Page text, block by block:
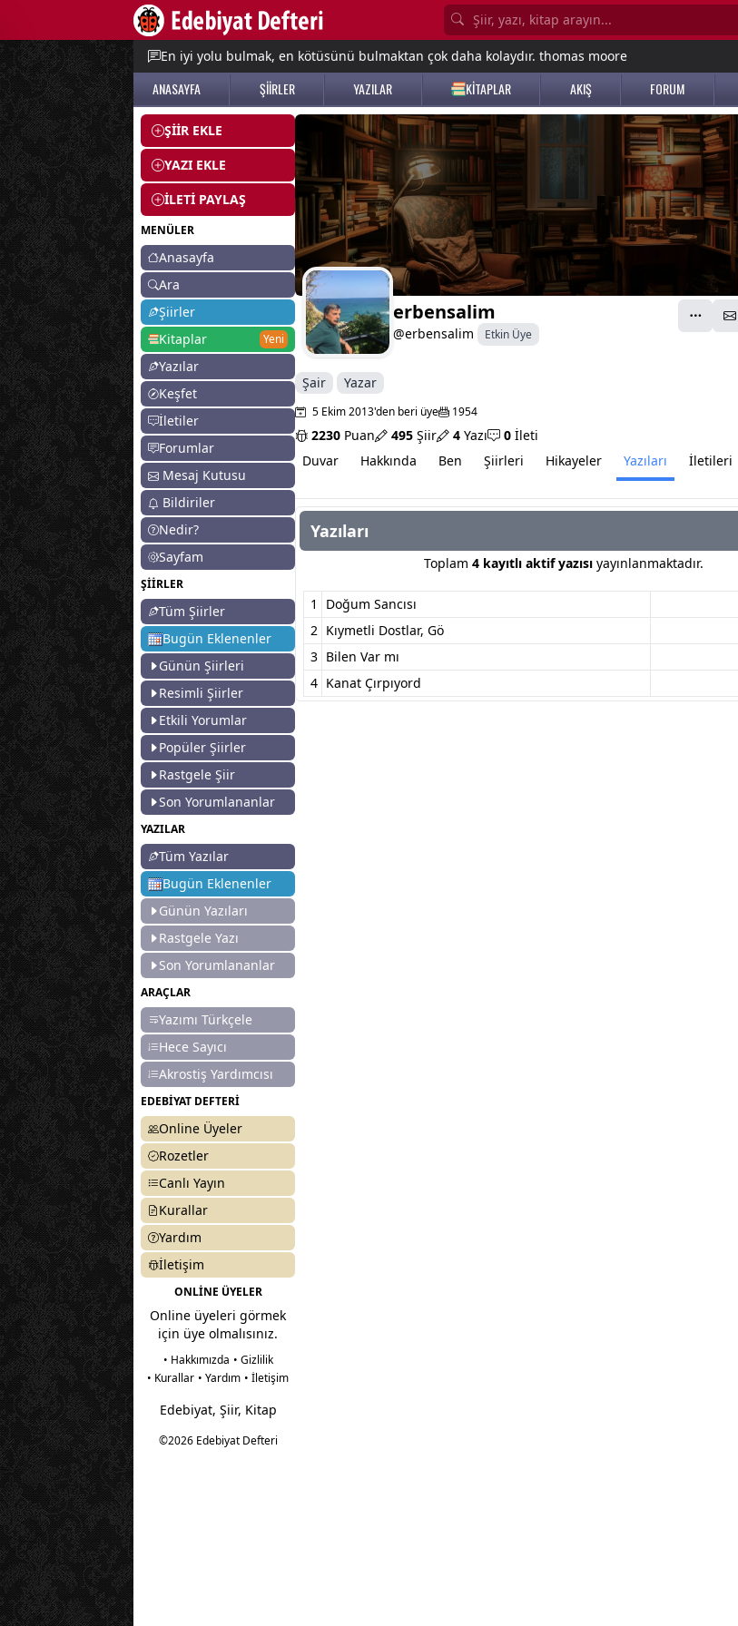
En iyi yolu bulmak, en kötüsünü bulmaktan çok daha kolaydır. thomas moore
ANASAYFA ŞİİRLER YAZILAR KİTAPLAR AKIŞ FORUM
ŞİİR EKLE
YAZI EKLE
İLETİ PAYLAŞ
MENÜLER
Anasayfa
Ara
Şiirler
Kitaplar
Yeni
Yazılar
Keşfet
İletiler
Forumlar
Mesaj Kutusu
Bildiriler
Nedir?
Sayfam
ŞİİRLER
Tüm Şiirler
Bugün Eklenenler
Günün Şiirleri
Resimli Şiirler
Etkili Yorumlar
Popüler Şiirler
Rastgele Şiir
Son Yorumlananlar
YAZILAR
Tüm Yazılar
Bugün Eklenenler
Günün Yazıları
Rastgele Yazı
Son Yorumlananlar
ARAÇLAR
Yazımı Türkçele
Hece Sayıcı
Akrostiş Yardımcısı
EDEBİYAT DEFTERİ
Online Üyeler
Rozetler
Canlı Yayın
Kurallar
Yardım
İletişim
ONLİNE ÜYELER
Online üyeleri görmek
için üye olmalısınız.
• Hakkımızda • Gizlilik
• Kurallar • Yardım • İletişim
Edebiyat, Şiir, Kitap
©2026 Edebiyat Defteri
erbensalim
@erbensalim Etkin Üye
Şair Yazar
5 Ekim 2013'den beri üye 1954
2230 Puan 495 Şiir 4 Yazı 0 İleti
Duvar
Hakkında Ben Şiirleri Hikayeler Yazıları İletileri
Yazıları
Toplam 4 kayıtlı aktif yazısı yayınlanmaktadır.
1 Doğum Sancısı
2 Kıymetli Dostlar, Gö
3 Bilen Var mı
4 Kanat Çırpıyord
menu